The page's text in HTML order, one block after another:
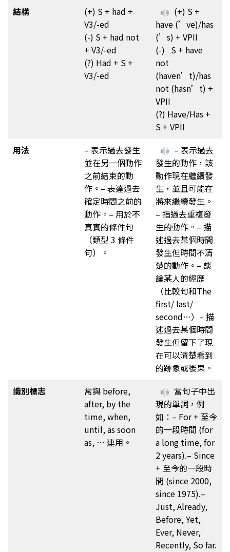
結構
(+) S + had +
V3/-ed
(-) S + had not
+ V3/-ed
(?) Had + S +
V3/-ed
(+) S +
have (’ve)/has
(’s) + VPII
(-) S + have
not
(haven’t)/has
not (hasn’t) +
VPII
(?) Have/Has +
S + VPII
用法
– 表示過去發生
並在另一個動作
之前結束的動
作。– 表達過去
確定時間之前的
動作。– 用於不
真實的條件句
（類型 3 條件
句）。
– 表示過去
發生的動作，該
動作現在繼續發
生，並且可能在
將來繼續發生。
– 指過去重複發
生的動作。– 描
述過去某個時間
發生但時間不清
楚的動作。– 談
論某人的經歷
（比較句和The
first/ last/
second…）– 描
述過去某個時間
發生但留下了現
在可以清楚看到
的跡象或後果。
識別標志
常與 before,
after, by the
time, when,
until, as soon
as, … 連用。
當句子中出
現的單詞，例
如：– For + 至今
的一段時間 (for
a long time, for
2 years).– Since
+ 至今的一段時
間 (since 2000,
since 1975).–
Just, Already,
Before, Yet,
Ever, Never,
Recently, So far.